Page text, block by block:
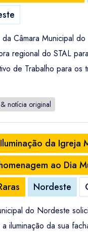
Câmara Municipal
regional do STAL
de Trabalho para os
notícia original
Iluminação da Igreja
ao Dia
Nordeste
do Nordeste
iluminação da sua